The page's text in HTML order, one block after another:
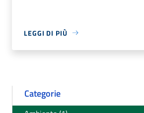
LEGGI DI PIÙ
Categorie